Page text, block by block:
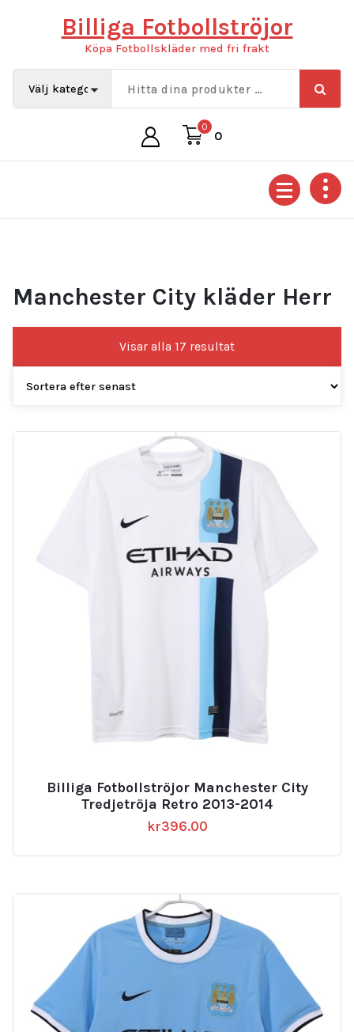
Billiga Fotbollströjor
Köpa Fotbollskläder med fri frakt
0
0
Manchester City kläder Herr
Visar alla 17 resultatSortera
efter
Billiga Fotbollströjor Manchester City
Tredjetröja Retro 2013-2014
kr396.00